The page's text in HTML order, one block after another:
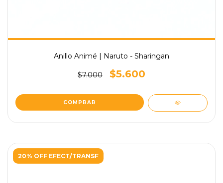
Anillo Animé | Naruto - Sharingan
$7.000 $5.600
20% OFF EFECT/TRANSF